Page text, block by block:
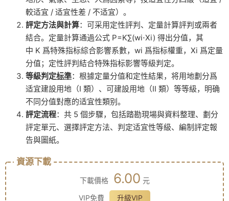
較适宜 / 适宜性差 / 不适宜）。
評定方法與計算：可采用定性評判、定量計算評判或兩者
結合。定量計算通過公式 P=K∑(wi⋅Xi) 得出分值，其
中 K 爲特殊指标綜合影響系數， wi 爲指标權重， Xi 爲定量
分值；定性評判結合特殊指标影響等級判定。
等級判定标準：根據定量分值和定性結果，将用地劃分爲
适宜建設用地（I 類）、可建設用地（II 類）等等級，明确
不同分值對應的适宜性類别。
評定流程：共 5 個步驟，包括踏勘現場與資料整理、劃分
評定單元、選擇評定方法、判定适宜性等級、編制評定報
告與圖紙。
資源下載
下載價格 6.00 元
VIP免費
升級VIP